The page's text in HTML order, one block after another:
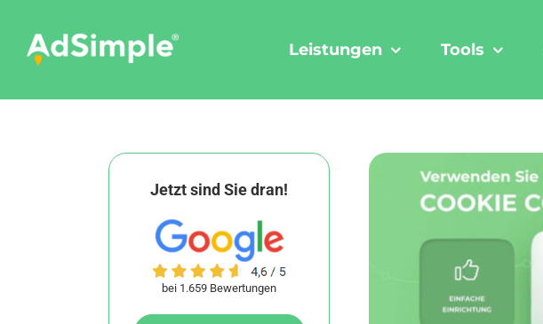
content
Leistungen Tools
Jetzt sind Sie dran!
bei 1.659 Bewertungen